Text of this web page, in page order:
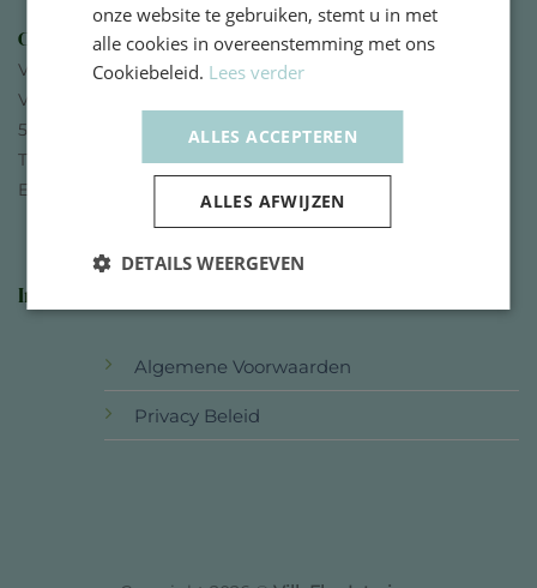
Contact gegevens
VillaFlor Interiors
Vincent van Goghstraat 25
5121 CK Rijen
T: +31(0)161-743101
E: info@villaflor.nl
Informatie
Algemene Voorwaarden
Privacy Beleid
onze website te gebruiken, stemt u in met
alle cookies in overeenstemming met ons
Cookiebeleid. Lees verder
ALLES ACCEPTEREN
ALLES AFWIJZEN
DETAILS WEERGEVEN